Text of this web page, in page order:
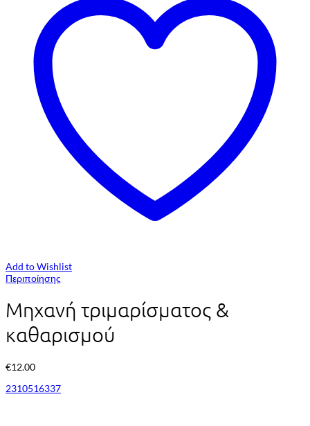
Add to Wishlist
Περιποίησης
Μηχανή τριμαρίσματος &
καθαρισμού
€12.00
2310516337